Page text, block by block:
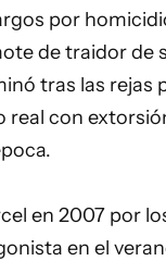
por
de traidor de
tras las rejas
real con
en 2007 por
en el